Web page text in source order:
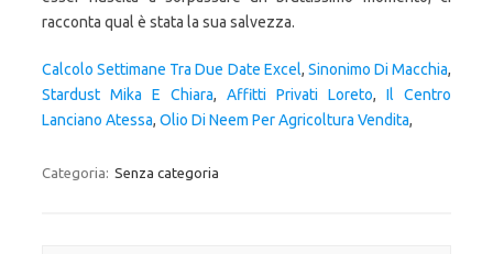
Calcolo Settimane Tra Due Date Excel, Sinonimo Di Macchia,
Stardust Mika E Chiara, Affitti Privati Loreto, Il Centro
Lanciano Atessa, Olio Di Neem Per Agricoltura Vendita,
Categoria: Senza categoria